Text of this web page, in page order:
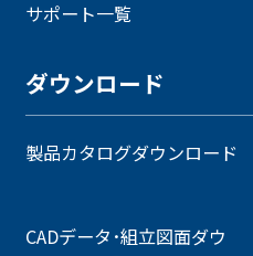
サポート一覧
ダウンロード
製品カタログダウンロード
CADデータ･組立図面ダウ